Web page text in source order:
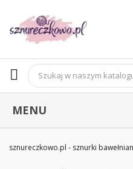
MENU
sznureczkowo.pl - sznurki